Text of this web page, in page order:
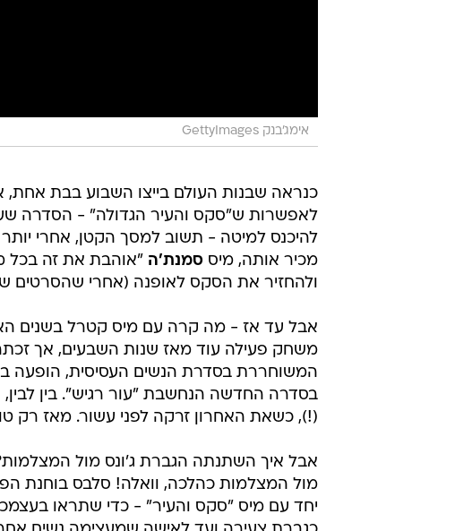
אימג'בנק GettyImages
כנראה שבנות העולם בייצו השבוע בבת
לאפשרות ש"סקס והעיר הגדולה" - הסדרה
להיכנס למיטה - תשוב למסך הקטן, אחרי
מכיר אותה, מיס סמנת'ה "אוהבת את זה בכל
ולהחזיר את הסקס לאופנה (אחרי שהסרטים
משחק פעילה עוד מאז שנות השבעים, אך
המשוחררת בסדרת הנשים העסיסית, הופעה
בסדרה החדשה הנחשבת "עור רגיש". בין
(!), כשאת האחרון זרקה לפני עשור. מאז רק טוי
אבל איך השתנתה הגברת ג'ונס מול
מול המצלמות כהלכה, וואלה! סלבס בוחנת
יחד עם מיס "סקס והעיר" - כדי שתראו